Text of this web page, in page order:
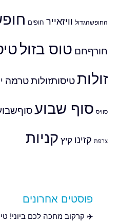
החופשהגדול וויזאייר חופים
חורףחם טוס בזול
זולותטיסותזולותטרמה
סוויס סוף שבוע
צרפת קזינו קיץ קניות
פוסטים אחרונים